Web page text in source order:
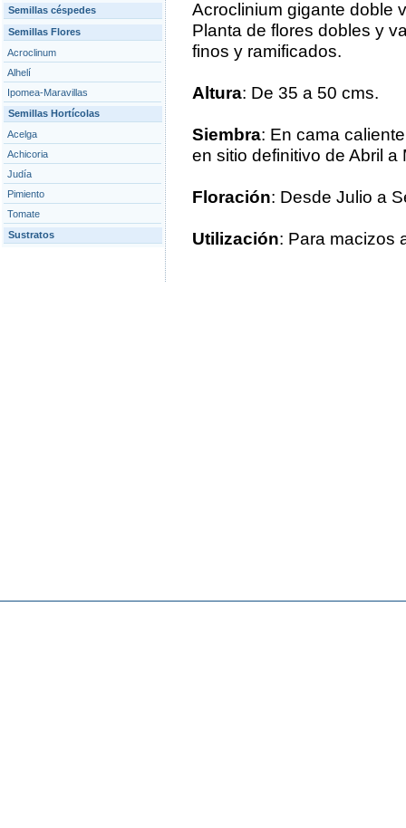
Semillas céspedes
Semillas Flores
Acroclinum
Alhelí
Ipomea-Maravillas
Semillas Hortícolas
Acelga
Achicoria
Judía
Pimiento
Tomate
Sustratos
Acroclinium gigante doble
Planta de flores dobles y
finos y ramificados.
Altura: De 35 a 50 cms.
Siembra: En cama
en sitio definitivo de Abril a
Floración: Desde Julio a
Utilización: Para macizos